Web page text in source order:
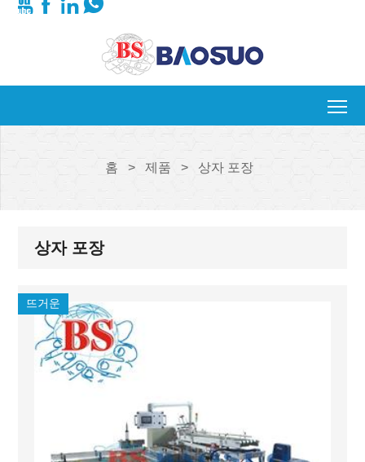
홈 > 제품 > 상자 포장
상자 포장
뜨거운